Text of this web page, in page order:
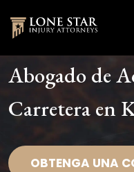
Abogado de
Carretera en
OBTENGA UNA